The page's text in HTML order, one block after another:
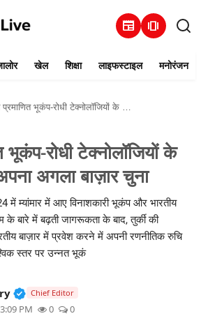
newspaper amp_stories
खेल शिक्षा लाइफस्टाइल मनोरंजन
भूकंप-रोधी टेक्नोलॉजियों के साथ भारत को अपना अगला बाज़ार चुना
भूकंप-रोधी टेक्नोलॉजियों के
अगला बाज़ार चुना
में म्यांमार में आए विनाशकारी भूकंप और भारतीय
के बारे में बढ़ती जागरूकता के बाद, तुर्की की
बाज़ार में प्रवेश करने में अपनी रणनीतिक रुचि
स्तर पर उन्नत भूकं
Verified Public Figure • 30 Mar,
Chief Editor
PM 0 0